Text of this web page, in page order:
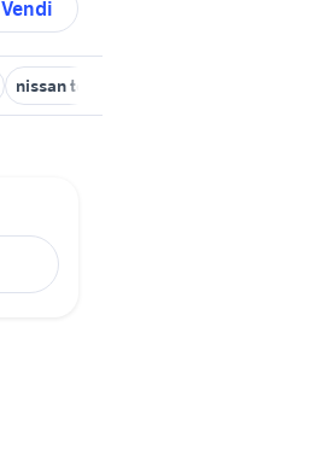
Vendi
nissan terrano usato sardegna